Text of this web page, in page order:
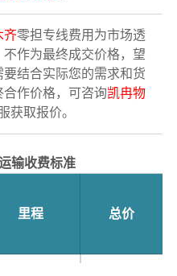
齐零担专线费用为市场透
不作为最终成交价格，望
结合实际您的需求和货
作价格，可咨询凯冉物
获取报价。
输收费标准
里程 总价